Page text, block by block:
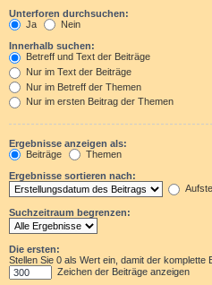
Unterforen durchsuchen:
Ja
Nein
Innerhalb suchen:
Betreff und Text der Beiträge
Nur im Text der Beiträge
Nur im Betreff der Themen
Nur im ersten Beitrag der Themen
Ergebnisse anzeigen als:
Beiträge
Themen
Ergebnisse sortieren nach:
Suchzeitraum begrenzen:
Die ersten:
Stellen Sie 0 als Wert ein, damit der komplette
Zeichen der Beiträge anzeigen